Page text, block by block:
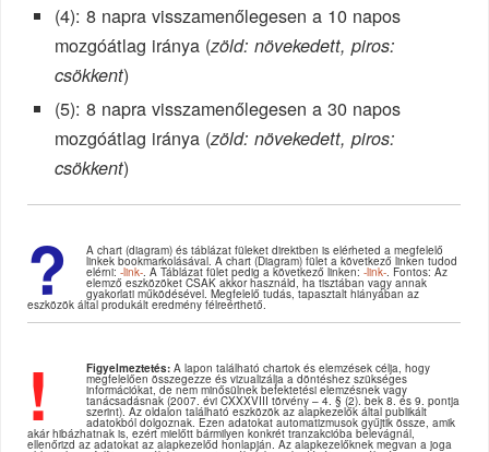
(4): 8 napra visszamenőlegesen a 10 napos
mozgóátlag iránya (zöld: növekedett, piros:
csökkent)
(5): 8 napra visszamenőlegesen a 30 napos
mozgóátlag iránya (zöld: növekedett, piros:
csökkent)
?A chart (diagram) és táblázat füleket direktben is elérheted a megfelelő
linkek bookmarkolásával. A chart (Diagram) fület a következő linken tudod
elérni:-link- . A Táblázat fület pedig a következő linken:-link- . Fontos: Az
elemző eszközöket CSAK akkor használd, ha tisztában vagy annak
gyakorlati működésével. Megfelelő tudás, tapasztalt hiányában az
eszközök által produkált eredmény félreérthető.
!Figyelmeztetés: A lapon található chartok és elemzések célja, hogy
megfelelően összegezze és vizualizálja a döntéshez szükséges
információkat, de nem minősülnek befektetési elemzésnek vagy
tanácsadásnak (2007. évi CXXXVIII törvény – 4. § (2). bek 8. és 9. pontja
szerint). Az oldalon található eszközök az alapkezelők által publikált
adatokból dolgoznak. Ezen adatokat automatizmusok gyűjtik össze, amik
akár hibázhatnak is, ezért mielőtt bármilyen konkrét tranzakcióba belevágnál,
ellenőrizd az adatokat az alapkezelőd honlapján. Az alapkezelőknek megvan a joga